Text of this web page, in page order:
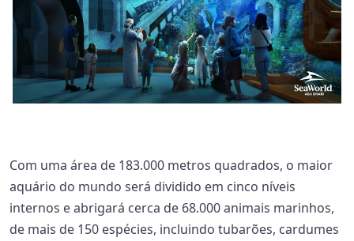
Com uma área de 183.000 metros quadrados, o maior
aquário do mundo será dividido em cinco níveis
internos e abrigará cerca de 68.000 animais marinhos,
de mais de 150 espécies, incluindo tubarões, cardumes